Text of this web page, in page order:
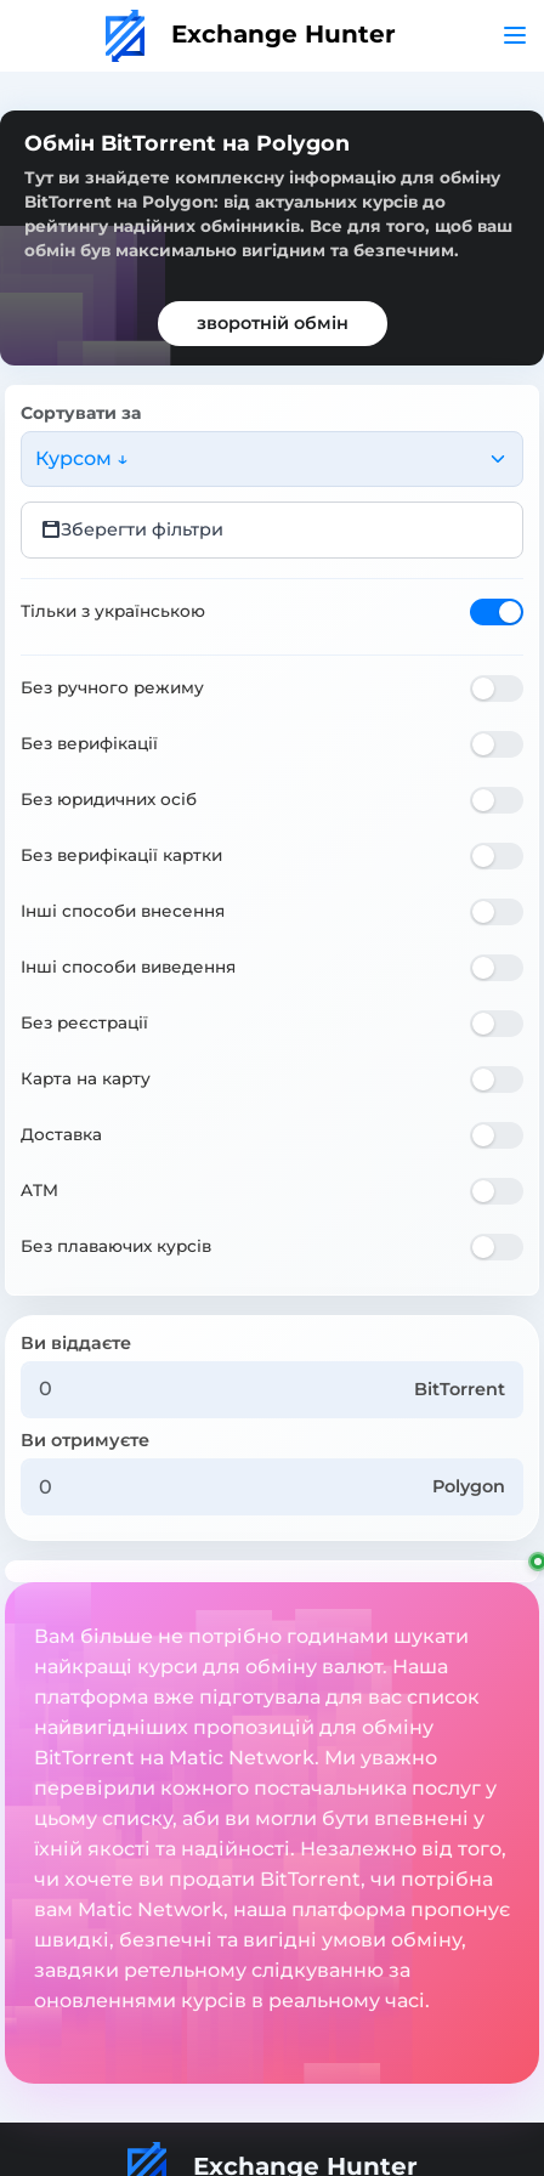
Exchange Hunter
Обмін BitTorrent на Polygon
Тут ви знайдете комплексну інформацію для обміну
BitTorrent на Polygon: від актуальних курсів до
рейтингу надійних обмінників. Все для того, щоб ваш
обмін був максимально вигідним та безпечним.
зворотній обмін
Сортувати за
Курсом ↓
Зберегти фільтри
Тільки з українською
Без ручного режиму
Без верифікації
Без юридичних осіб
Без верифікації картки
Інші способи внесення
Інші способи виведення
Без реєстрації
Карта на карту
Доставка
ATM
Без плаваючих курсів
Ви віддаєте
BitTorrent
Ви отримуєте
Polygon
Вам більше не потрібно годинами шукати
найкращі курси для обміну валют. Наша
платформа вже підготувала для вас список
найвигідніших пропозицій для обміну
BitTorrent на Matic Network. Ми уважно
перевірили кожного постачальника послуг у
цьому списку, аби ви могли бути впевнені у
їхній якості та надійності. Незалежно від того,
чи хочете ви продати BitTorrent, чи потрібна
вам Matic Network, наша платформа пропонує
швидкі, безпечні та вигідні умови обміну,
завдяки ретельному слідкуванню за
оновленнями курсів в реальному часі.
Exchange Hunter